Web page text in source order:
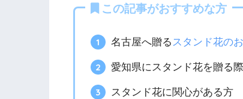
この記事がおすすめな方
名古屋へ贈るスタンド花の
愛知県にスタンド花を贈る
スタンド花に関心がある方